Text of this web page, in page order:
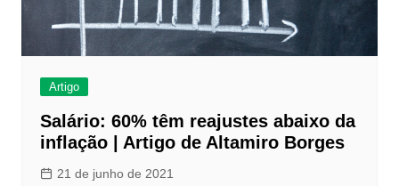
Artigo
Salário: 60% têm reajustes abaixo da
inflação | Artigo de Altamiro Borges
21 de junho de 2021